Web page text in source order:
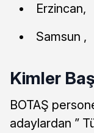
Erzincan,
Samsun ,
Kimler
BOTAŞ
adaylardan ”